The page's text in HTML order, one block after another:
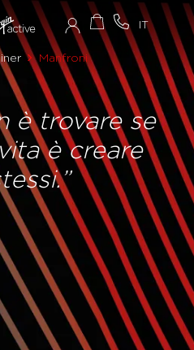
Manfroni
è trovare se
è creare